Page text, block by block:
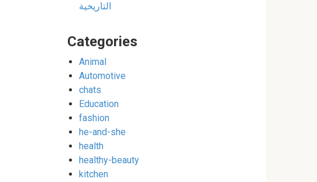
التاريخية
Categories
Animal
Automotive
chats
Education
fashion
he-and-she
health
healthy-beauty
kitchen